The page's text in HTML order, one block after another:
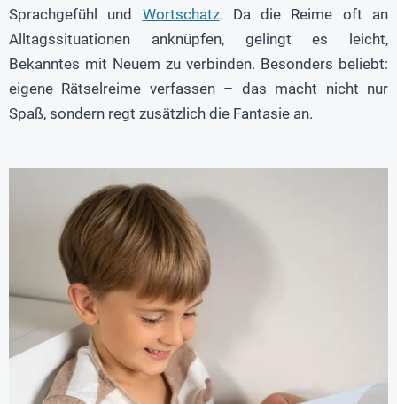
Sprachgefühl und Wortschatz. Da die Reime oft an
Alltagssituationen anknüpfen, gelingt es leicht,
Bekanntes mit Neuem zu verbinden. Besonders beliebt:
eigene Rätselreime verfassen – das macht nicht nur
Spaß, sondern regt zusätzlich die Fantasie an.